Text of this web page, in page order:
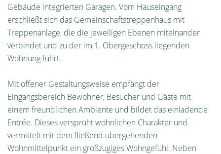
Gebäude integrierten Garagen. Vom Hauseingang
erschließt sich das Gemeinschaftstreppenhaus mit
Treppenanlage, die die jeweiligen Ebenen miteinander
verbindet und zu der im 1. Obergeschoss liegenden
Wohnung führt.
Mit offener Gestaltungsweise empfängt der
Eingangsbereich Bewohner, Besucher und Gäste mit
einem freundlichen Ambiente und bildet das einladende
Entrée. Dieses versprüht wohnlichen Charakter und
vermittelt mit dem fließend übergehenden
Wohnmittelpunkt ein großzügiges Wohngefühl. Neben